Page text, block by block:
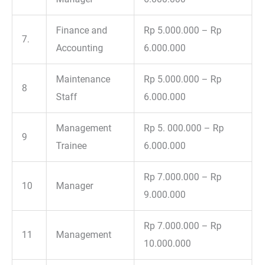
7.
Finance and
Accounting
Rp 5.000.000 – Rp
6.000.000
8
Maintenance
Staff
Rp 5.000.000 – Rp
6.000.000
9
Management
Trainee
Rp 5. 000.000 – Rp
6.000.000
10 Manager
Rp 7.000.000 – Rp
9.000.000
11 Management
Rp 7.000.000 – Rp
10.000.000